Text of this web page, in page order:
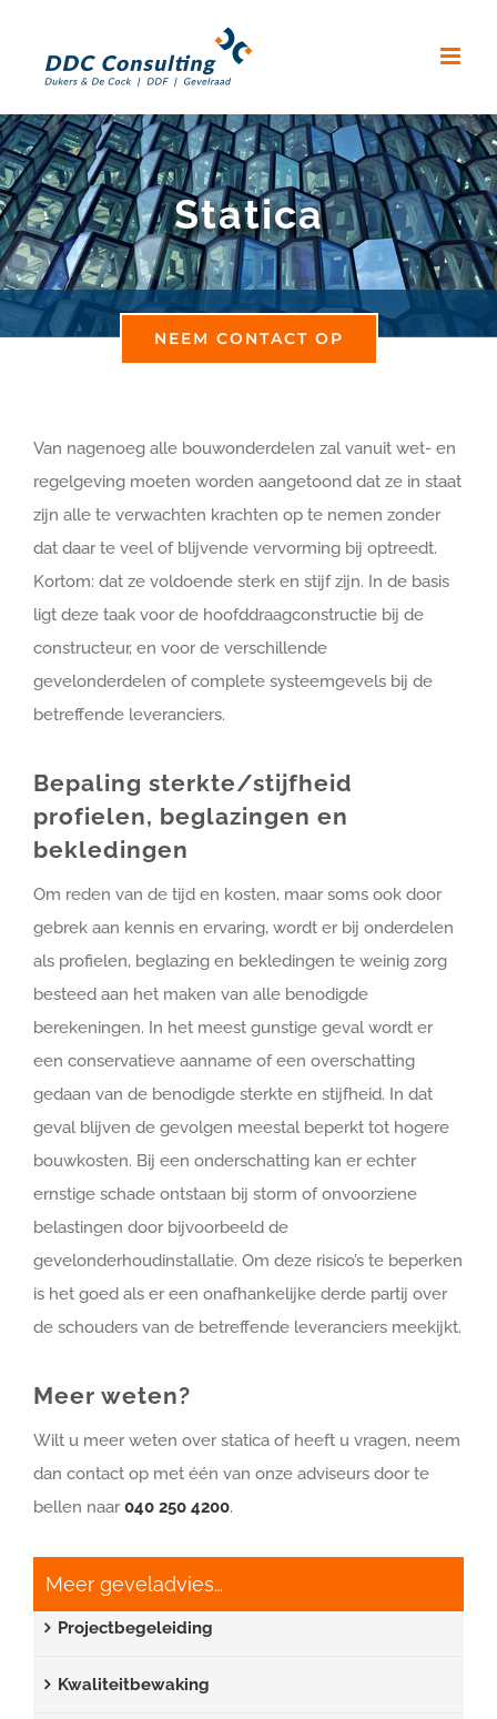
content
Statica
NEEM CONTACT OP
Van nagenoeg alle bouwonderdelen zal vanuit wet- en
regelgeving moeten worden aangetoond dat ze in staat
zijn alle te verwachten krachten op te nemen zonder
dat daar te veel of blijvende vervorming bij optreedt.
Kortom: dat ze voldoende sterk en stijf zijn. In de basis
ligt deze taak voor de hoofddraagconstructie bij de
constructeur, en voor de verschillende
gevelonderdelen of complete systeemgevels bij de
betreffende leveranciers.
Bepaling sterkte/stijfheid
profielen, beglazingen en
bekledingen
Om reden van de tijd en kosten, maar soms ook door
gebrek aan kennis en ervaring, wordt er bij onderdelen
als profielen, beglazing en bekledingen te weinig zorg
besteed aan het maken van alle benodigde
berekeningen. In het meest gunstige geval wordt er
een conservatieve aanname of een overschatting
gedaan van de benodigde sterkte en stijfheid. In dat
geval blijven de gevolgen meestal beperkt tot hogere
bouwkosten. Bij een onderschatting kan er echter
ernstige schade ontstaan bij storm of onvoorziene
belastingen door bijvoorbeeld de
gevelonderhoudinstallatie. Om deze risico’s te beperken
is het goed als er een onafhankelijke derde partij over
de schouders van de betreffende leveranciers meekijkt.
Meer weten?
Wilt u meer weten over statica of heeft u vragen, neem
dan contact op met één van onze adviseurs door te
bellen naar040 250 4200.
Meer geveladvies…
Projectbegeleiding
Kwaliteitbewaking